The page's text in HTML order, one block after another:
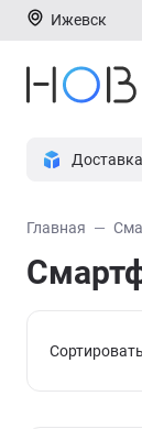
Ижевск
Доставка
Главная